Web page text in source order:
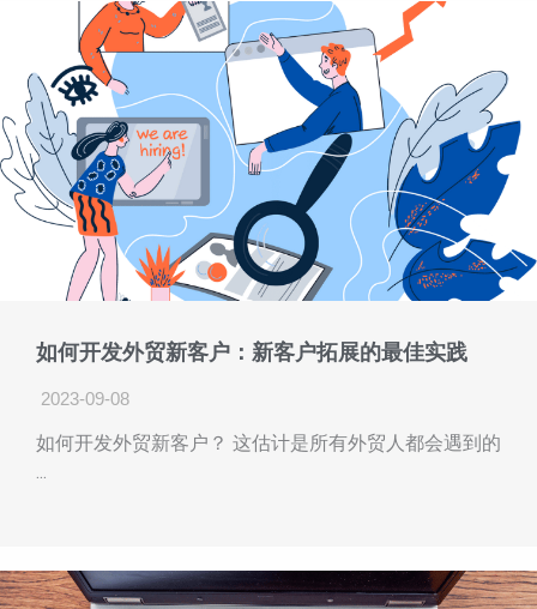
如何开发外贸新客户：新客户拓展的最佳实践
2023-09-08
如何开发外贸新客户？ 这估计是所有外贸人都会遇到的